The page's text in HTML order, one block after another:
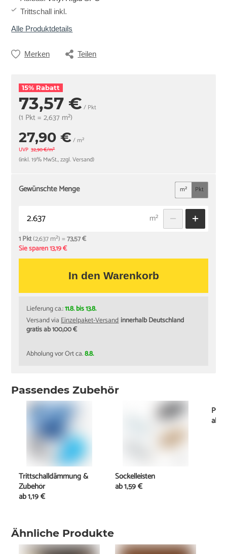
Trittschall inkl.
Alle Produktdetails
Merken Teilen
15% Rabatt
73,57 € / Pkt
(1 Pkt = 2,637 m²)
27,90 €/ m²
UVP 32,90 €/m²
(inkl. 19% MwSt., zzgl. Versand)
Gewünschte Menge m² Pkt
m²
1 Pkt(2,637 m²) =73,57 €
Sie sparen 13,19 €
In den Warenkorb
Lieferung ca.:11.8. bis 13.8.
Versand viaEinzelpaket-Versandinnerhalb Deutschland
gratis ab 100,00 €
Abholung vor Ort ca.8.8.
Ähnliche Produkte
Passendes Zubehör
Trittschalldämmung &
Zubehör
ab1,19 €
Sockelleisten
ab1,59 €
ab